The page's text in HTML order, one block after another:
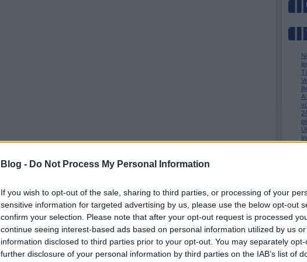
Blog - Do Not Process My Personal Information
If you wish to opt-out of the sale, sharing to third parties, or processing of your
sensitive information for targeted advertising by us, please use the below opt-out
confirm your selection. Please note that after your opt-out request is processed
continue seeing interest-based ads based on personal information utilized by us
information disclosed to third parties prior to your opt-out. You may separately
further disclosure of your personal information by third parties on the IAB’s list of
A
» Az
»
»